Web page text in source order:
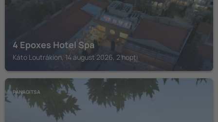
4 Epoxes Hotel Spa
Káto Loutrákion, 14 august 2026, 2 nopți
PANAGITSA